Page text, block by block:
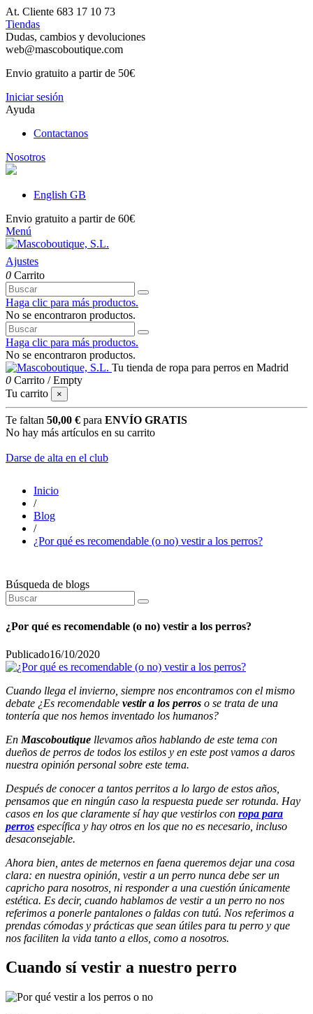
At. Cliente 683 17 10 73
Tiendas
Dudas, cambios y devoluciones
web@mascoboutique.com
Envio gratuito a partir de 50€
Iniciar sesión
Ayuda
Contactanos
Nosotros
English GB
Envio gratuito a partir de 60€
Menú
Ajustes
0 Carrito
Haga clic para más productos.
No se encontraron productos.
Haga clic para más productos.
No se encontraron productos.
Tu tienda de ropa para perros en Madrid
0 Carrito /Empty
Tu carrito
×
Te faltan 50,00 € para ENVÍO GRATIS
No hay más artículos en su carrito
Darse de alta en el club
Inicio
/
Blog
/
¿Por qué es recomendable (o no) vestir a los perros?
Búsqueda de blogs
¿Por qué es recomendable (o no) vestir a los perros?
Publicado16/10/2020
Cuando llega el invierno, siempre nos encontramos con el mismo
debate ¿Es recomendable vestir a los perros o se trata de una
tontería que nos hemos inventado los humanos?
En Mascoboutique llevamos años hablando de este tema con
dueños de perros de todos los estilos y en este post vamos a daros
nuestra opinión personal sobre este tema.
Después de conocer a tantos perritos a lo largo de estos años,
pensamos que en ningún caso la respuesta puede ser rotunda. Hay
casos en los que claramente sí hay que vestirlos con ropa para
perros específica y hay otros en los que no es necesario, incluso
desaconsejable.
Ahora bien, antes de meternos en faena queremos dejar una cosa
clara: en nuestra opinión, vestir a un perro nunca debe ser un
capricho para nosotros, ni responder a una cuestión únicamente
estética. Es decir, cuando hablamos de vestir a un perro no nos
referimos a ponerle pantalones o faldas con tutú. Nos referimos a
prendas cómodas y prácticas que sean útiles para tu perro y que
nos faciliten la vida tanto a ellos, como a nosotros.
Cuando sí vestir a nuestro perro